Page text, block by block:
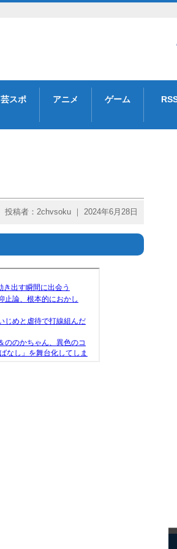
芸スポ アニメ ゲーム
投稿者：2chvsoku ｜ 2024年6月28日